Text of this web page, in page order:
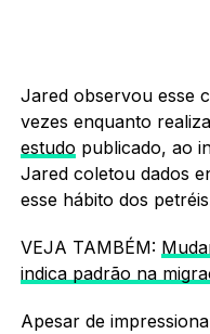
Jared observou esse
vezes enquanto
estudo publicado, ao
Jared coletou dados
esse hábito dos
VEJA TAMBÉM:
indica padrão na
Apesar de